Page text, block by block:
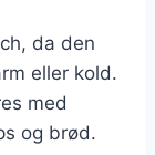
da den
eller kold.
med
og brød.